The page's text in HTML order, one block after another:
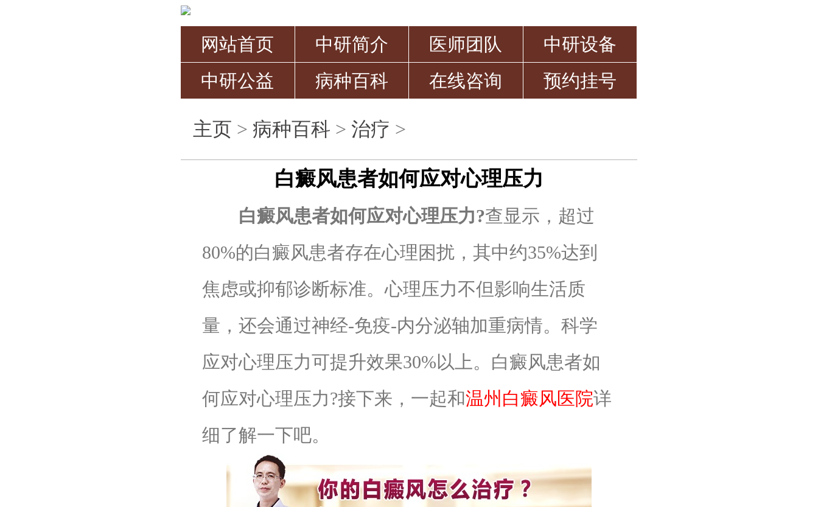
网站首页 中研简介 医师团队
中研设备
中研公益
病种百科 在线咨询 预约挂号
主页 > 病种百科 > 治疗 >
白癜风患者如何应对心理压力
白癜风患者如何应对心理压力?查显示，超过
80%的白癜风患者存在心理困扰，其中约35%达到
焦虑或抑郁诊断标准。心理压力不但影响生活质
量，还会通过神经-免疫-内分泌轴加重病情。科学
应对心理压力可提升效果30%以上。白癜风患者如
何应对心理压力?接下来，一起和温州白癜风医院详
细了解一下吧。